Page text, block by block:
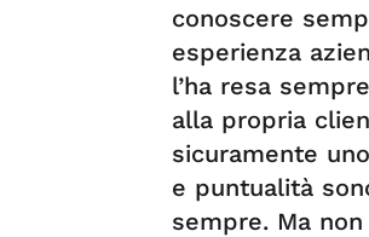
conoscere
esperienza
l’ha resa
alla propria
sicuramente
e puntualità
sempre. Ma